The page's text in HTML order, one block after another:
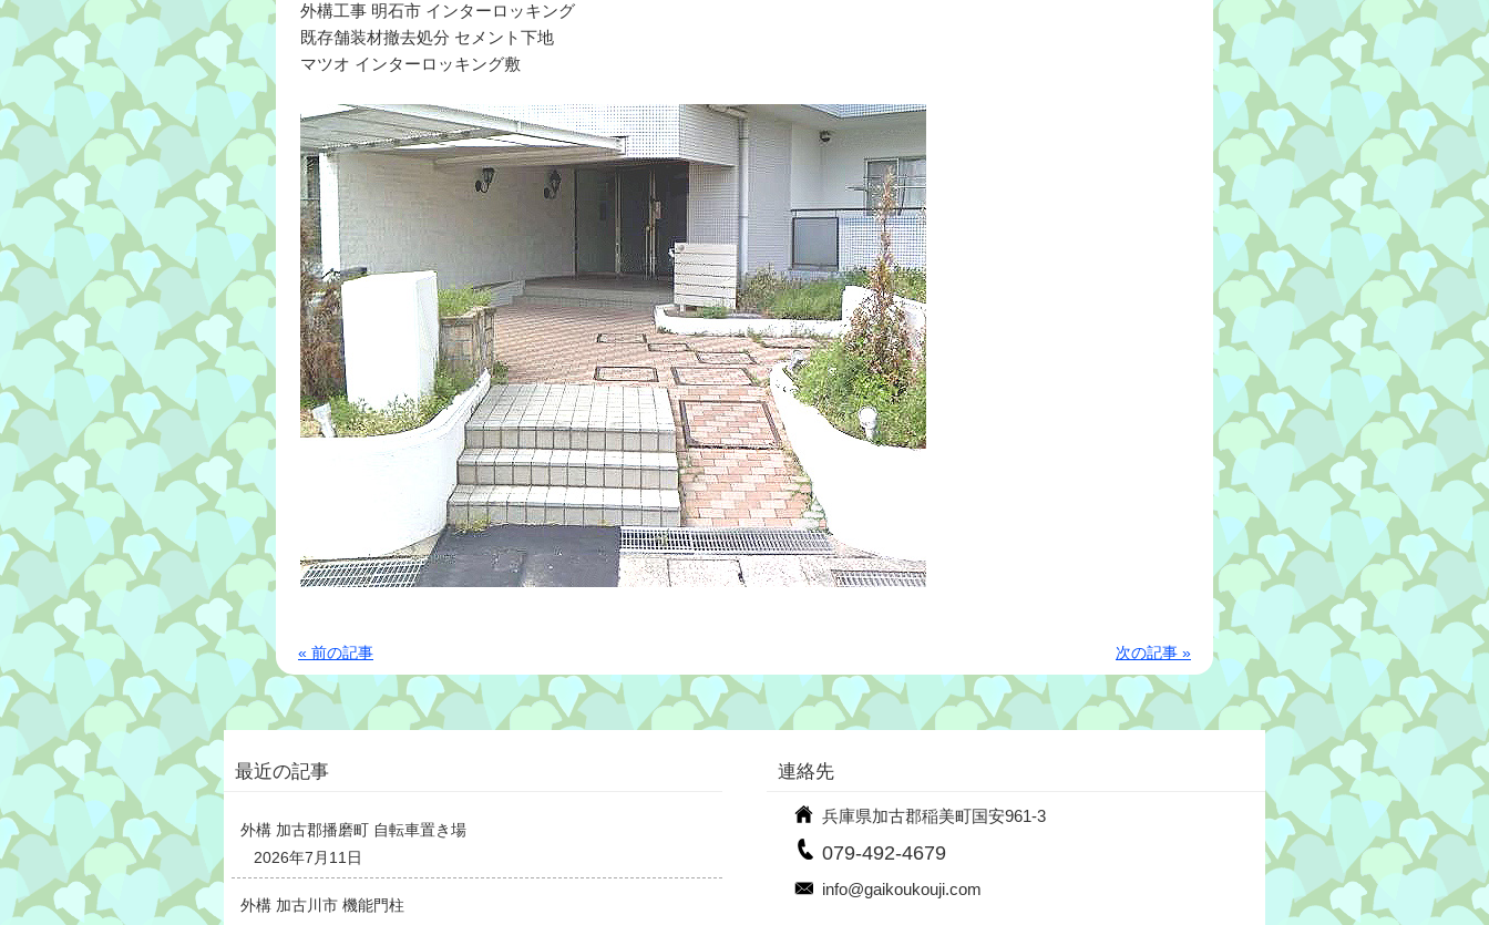
外構工事 明石市 インターロッキング
既存舗装材撤去処分 セメント下地
マツオ インターロッキング敷
« 前の記事 次の記事 »
最近の記事
外構 加古郡播磨町 自転車置き場
2026年7月11日
外構 加古川市 機能門柱
連絡先
兵庫県加古郡稲美町国安961-3
079-492-4679
info@gaikoukouji.com